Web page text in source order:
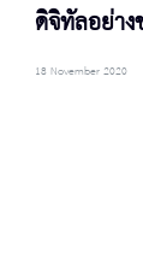
ดิจิทัลอย่า
18 November 2020